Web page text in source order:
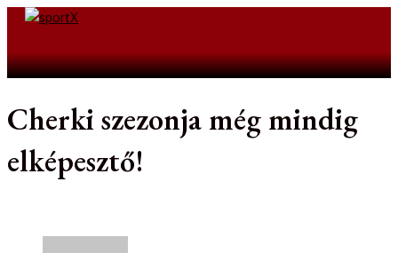
Skip
Cherki szezonja még mindig
elképesztő!